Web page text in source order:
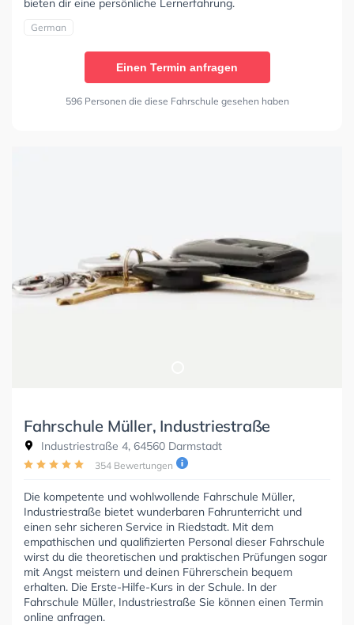
bieten dir eine persönliche Lernerfahrung.
German
Einen Termin anfragen
596 Personen die diese Fahrschule gesehen haben
Fahrschule Müller, Industriestraße
Industriestraße 4, 64560 Darmstadt
354 Bewertungen
Die kompetente und wohlwollende Fahrschule Müller,
Industriestraße bietet wunderbaren Fahrunterricht und
einen sehr sicheren Service in Riedstadt. Mit dem
empathischen und qualifizierten Personal dieser Fahrschule
wirst du die theoretischen und praktischen Prüfungen sogar
mit Angst meistern und deinen Führerschein bequem
erhalten. Die Erste-Hilfe-Kurs in der Schule. In der
Fahrschule Müller, Industriestraße Sie können einen Termin
online anfragen.